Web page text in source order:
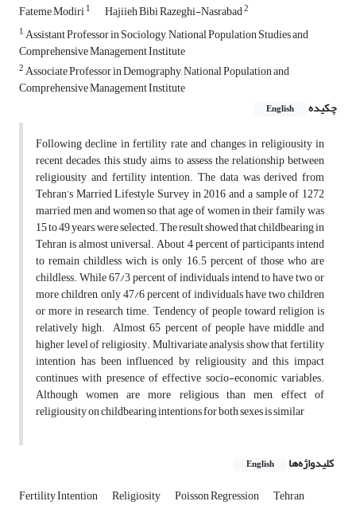
Fateme Modiri1 Hajiieh Bibi Razeghi-Nasrabad2
1Assistant Professor in Sociology, National Population Studies and
Comprehensive Management Institute
2Associate Professor in Demography, National Population and
Comprehensive Management Institute
چکیده
English
Following decline in fertility rate and changes in religiousity in
recent decades, this study aims to assess the relationship between
religiousity and fertility intention. The data was derived from
Tehran’s Married Lifestyle Survey in 2016 and a sample of 1272
married men and women so that age of women in their family was
15 to 49 years, were selected. The result showed that childbearing in
Tehran is almost universal. About 4 percent of participants intend
to remain childless wich is only 16.5 percent of those who are
childless. While 67/3 percent of individuals intend to have two or
more children, only 47/6 percent of individuals have two children
or more in research time. Tendency of people toward religion is
relatively high. Almost 65 percent of people have middle and
higher level of religiosity. Multivariate analysis show that fertility
intention has been influenced by religiousity and this impact
continues with presence of effective socio-economic variables.
Although women are more religious than men, effect of
religiousity on childbearing intentions for both sexes is similar
کلیدواژه‌ها English
Fertility Intention Religiosity Poisson Regression Tehran